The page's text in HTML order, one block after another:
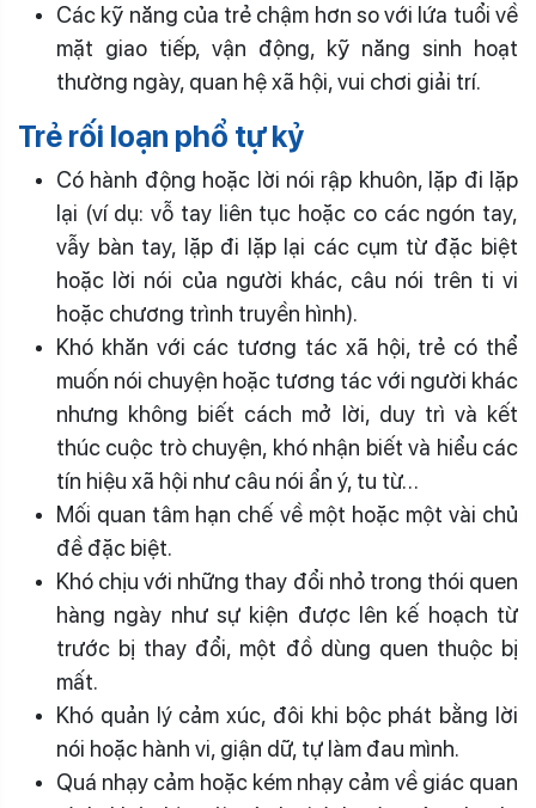
Các kỹ năng của trẻ chậm hơn so với lứa tuổi về
mặt giao tiếp, vận động, kỹ năng sinh hoạt
thường ngày, quan hệ xã hội, vui chơi giải trí.
Trẻ rối loạn phổ tự kỷ
Có hành động hoặc lời nói rập khuôn, lặp đi lặp
lại (ví dụ: vỗ tay liên tục hoặc co các ngón tay,
vẫy bàn tay, lặp đi lặp lại các cụm từ đặc biệt
hoặc lời nói của người khác, câu nói trên ti vi
hoặc chương trình truyền hình).
Khó khăn với các tương tác xã hội, trẻ có thể
muốn nói chuyện hoặc tương tác với người khác
nhưng không biết cách mở lời, duy trì và kết
thúc cuộc trò chuyện, khó nhận biết và hiểu các
tín hiệu xã hội như câu nói ẩn ý, tu từ…
Mối quan tâm hạn chế về một hoặc một vài chủ
đề đặc biệt.
Khó chịu với những thay đổi nhỏ trong thói quen
hàng ngày như sự kiện được lên kế hoạch từ
trước bị thay đổi, một đồ dùng quen thuộc bị
mất.
Khó quản lý cảm xúc, đôi khi bộc phát bằng lời
nói hoặc hành vi, giận dữ, tự làm đau mình.
Quá nhạy cảm hoặc kém nhạy cảm về giác quan